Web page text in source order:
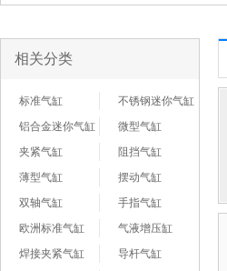
相关分类
标准气缸
不锈钢迷你气缸
铝合金迷你气缸
微型气缸
夹紧气缸
阻挡气缸
薄型气缸
摆动气缸
双轴气缸
手指气缸
欧洲标准气缸
气液增压缸
焊接夹紧气缸
导杆气缸